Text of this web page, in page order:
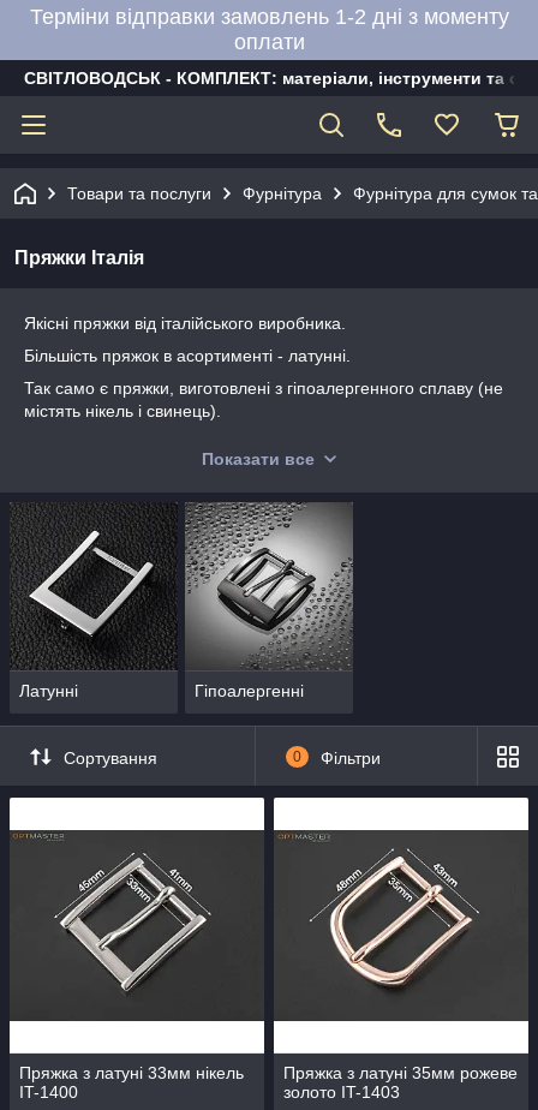
Терміни відправки замовлень 1-2 дні з моменту
оплати
СВІТЛОВОДСЬК - КОМПЛЕКТ: матеріали, інструменти та
Товари та послуги Фурнітура Фурнітура для сумок
Пряжки Італія
Якісні пряжки від італійського виробника.
Більшість пряжок в асортименті - латунні.
Так само є пряжки, виготовлені з гіпоалергенного сплаву (не
містять нікель і свинець).
Показати все
Латунні Гіпоалергенні
Сортування 0 Фільтри
Пряжка з латуні 33мм нікель
IT-1400
Пряжка з латуні 35мм рожеве
золото IT-1403